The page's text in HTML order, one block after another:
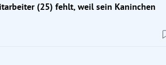
(25) fehlt, weil sein Kaninchen